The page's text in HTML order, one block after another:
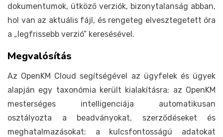
dokumentumok, ütköző verziók, bizonytalanság abban,
hol van az aktuális fájl, és rengeteg elvesztegetett óra
a „legfrissebb verzió” keresésével.
Megvalósítás
Az OpenKM Cloud segítségével az ügyfelek és ügyek
alapján egy taxonómia került kialakításra; az OpenKM
mesterséges intelligenciája automatikusan
osztályozta a beadványokat, szerződéseket és
meghatalmazásokat; a kulcsfontosságú adatokat